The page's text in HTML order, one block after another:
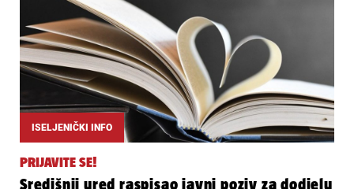
ISELJENIČKI INFO
PRIJAVITE SE!
Središnji ured raspisao javni poziv za dodjelu